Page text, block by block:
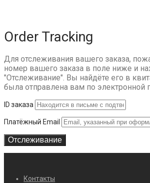
Order Tracking
Для отслеживания вашего заказа,
номер вашего заказа в поле ниже и
"Отслеживание". Вы найдёте его в
была отправлена вам по электронной
ID заказа
Платёжный Email
Отслеживание
Контакты